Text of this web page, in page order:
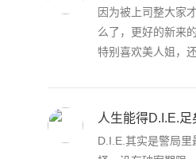
因为被上司整大家
么了，更好的新来
特别喜欢美人姐，
人生能得D.I.E.足
D.I.E.其实是警局